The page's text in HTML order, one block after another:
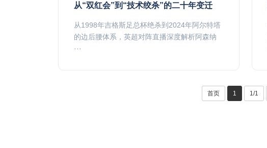
从“双红会”到“技术绞杀”的二十年变迁
从1998年吉格斯足总杯绝杀到2024年阿尔特塔
的边后腰体系，英超对阵直播深度解析阿森纳
···
首页 1 1/1